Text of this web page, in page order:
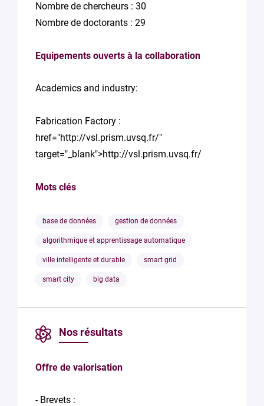
Nombre de chercheurs : 30
Nombre de doctorants : 29
Equipements ouverts à la collaboration
Academics and industry:
Fabrication Factory :
href="http://vsl.prism.uvsq.fr/"
target="_blank">http://vsl.prism.uvsq.fr/
Mots clés
base de données gestion de données
algorithmique et apprentissage automatique
ville intelligente et durable smart grid
smart city big data
Nos résultats
Offre de valorisation
- Brevets :